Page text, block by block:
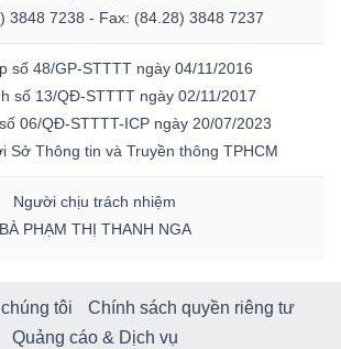
3848 7238 - Fax: (84.28) 3848 7237
số 48/GP-STTTT ngày 04/11/2016
số 13/QĐ-STTTT ngày 02/11/2017
06/QĐ-STTTT-ICP ngày 20/07/2023
Sở Thông tin và Truyền thông TPHCM
Người chịu trách nhiệm
BÀ PHẠM THỊ THANH NGA
tôi
Chính sách quyền riêng tư
Quảng cáo & Dịch vụ